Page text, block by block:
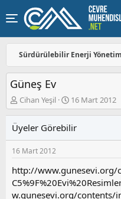
Sürdürülebilir Enerji
Güneş Ev
K
o
u
y
u
a
ş
l
Cihan Yeşil
B
a
l
a
ı
ç
t
16 Mart 2012
Üyeler Görebilir
16 Mart 2012
http://www.gunesevi.org/
w.gunesevi.org/contents/